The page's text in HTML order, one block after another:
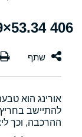
406 53.34×6.99 NBR 70 Black O-Ring
אורינג הוא
להתיישב
ההרכבה, וכך